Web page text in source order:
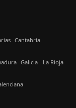
Cantabria
Galicia La Rioja